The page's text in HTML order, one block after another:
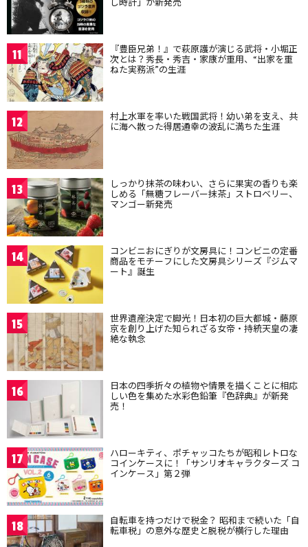
11 『豊臣兄弟！』で萩原護が演じる武将・小堀正
次とは？秀長・秀吉・家康が重用、“出家を重
ねた実務派”の生涯
12 村上水軍を率いた戦国武将！幼い弟を支え、共
に海へ散った得居通幸の波乱に満ちた生涯
13 しっかり抹茶の味わい、さらに果実の香りも楽
しめる「無糖フレーバー抹茶」ストロベリー、
マンゴー新発売
14 コンビニおにぎりが文房具に！コンビニの定番
商品をモチーフにした文房具シリーズ『ジムマ
ート』誕生
15 世界遺産決定で脚光！日本初の巨大都城・藤原
京を創り上げた知られざる女帝・持統天皇の凄
絶な執念
16 日本の四季折々の植物や情景を描くことに相応
しい色を集めた水彩色鉛筆『色辞典』が新発
売！
17 ハローキティ、ポチャッコたちが昭和レトロな
コインケースに！「サンリオキャラクターズ コ
インケース」第２弾
18 自転車を持つだけで税金？ 昭和まで続いた「自
転車税」の意外な歴史と脱税が横行した理由